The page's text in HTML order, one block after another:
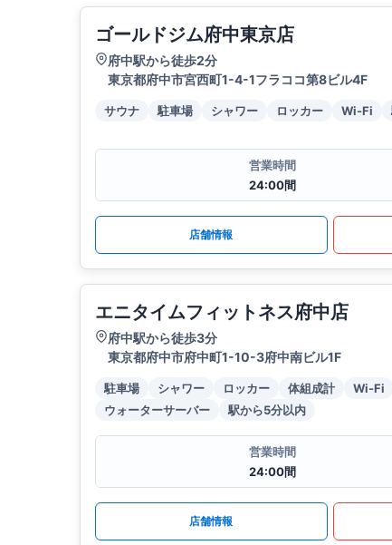
ゴールドジム府中東京店
府中駅から徒歩2分
東京都府中市宮西町1-4-1フラココ第8ビル4F
サウナ 駐車場 シャワー ロッカー Wi-Fi
営業時間
24:00間
店舗情報
エニタイムフィットネス府中店
府中駅から徒歩3分
東京都府中市府中町1-10-3府中南ビル1F
駐車場 シャワー ロッカー 体組成計 Wi-Fi
ウォーターサーバー
駅から5分以内
営業時間
24:00間
店舗情報